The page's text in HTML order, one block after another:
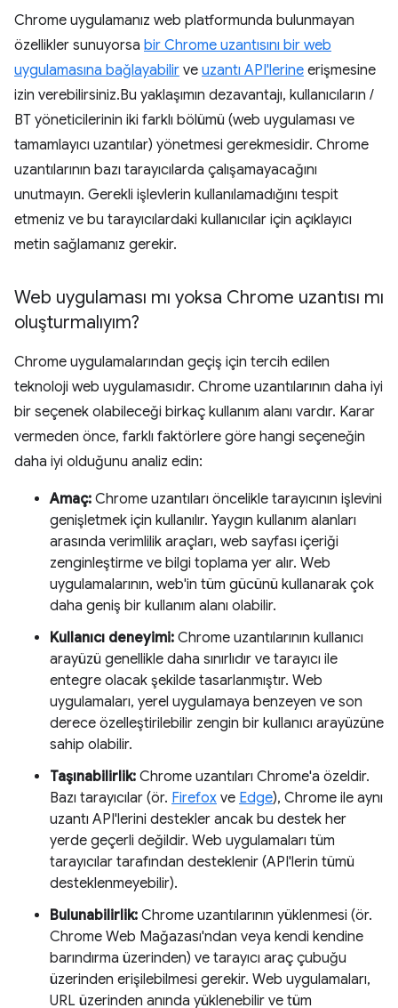
Chrome uygulamanız web platformunda bulunmayan
özellikler sunuyorsa bir Chrome uzantısını bir web
uygulamasına bağlayabilir ve uzantı API'lerine erişmesine
izin verebilirsiniz.Bu yaklaşımın dezavantajı, kullanıcıların /
BT yöneticilerinin iki farklı bölümü (web uygulaması ve
tamamlayıcı uzantılar) yönetmesi gerekmesidir. Chrome
uzantılarının bazı tarayıcılarda çalışamayacağını
unutmayın. Gerekli işlevlerin kullanılamadığını tespit
etmeniz ve bu tarayıcılardaki kullanıcılar için açıklayıcı
metin sağlamanız gerekir.
Web uygulaması mı yoksa Chrome uzantısı mı
oluşturmalıyım?
Chrome uygulamalarından geçiş için tercih edilen
teknoloji web uygulamasıdır. Chrome uzantılarının daha iyi
bir seçenek olabileceği birkaç kullanım alanı vardır. Karar
vermeden önce, farklı faktörlere göre hangi seçeneğin
daha iyi olduğunu analiz edin:
Amaç: Chrome uzantıları öncelikle tarayıcının işlevini
genişletmek için kullanılır. Yaygın kullanım alanları
arasında verimlilik araçları, web sayfası içeriği
zenginleştirme ve bilgi toplama yer alır. Web
uygulamalarının, web'in tüm gücünü kullanarak çok
daha geniş bir kullanım alanı olabilir.
Kullanıcı deneyimi: Chrome uzantılarının kullanıcı
arayüzü genellikle daha sınırlıdır ve tarayıcı ile
entegre olacak şekilde tasarlanmıştır. Web
uygulamaları, yerel uygulamaya benzeyen ve son
derece özelleştirilebilir zengin bir kullanıcı arayüzüne
sahip olabilir.
Taşınabilirlik: Chrome uzantıları Chrome'a özeldir.
Bazı tarayıcılar (ör. Firefox ve Edge), Chrome ile aynı
uzantı API'lerini destekler ancak bu destek her
yerde geçerli değildir. Web uygulamaları tüm
tarayıcılar tarafından desteklenir (API'lerin tümü
desteklenmeyebilir).
Bulunabilirlik: Chrome uzantılarının yüklenmesi (ör.
Chrome Web Mağazası'ndan veya kendi kendine
barındırma üzerinden) ve tarayıcı araç çubuğu
üzerinden erişilebilmesi gerekir. Web uygulamaları,
URL üzerinden anında yüklenebilir ve tüm